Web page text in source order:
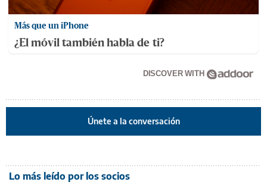
Más que un iPhone
¿El móvil también habla de ti?
DISCOVER WITH
Únete a la conversación
Lo más leído por los socios